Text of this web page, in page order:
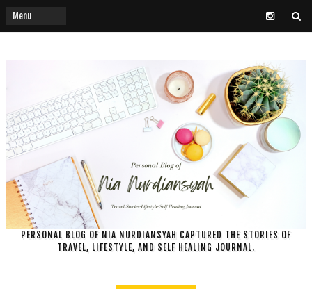
PERSONAL BLOG OF NIA NURDIANSYAH CAPTURED THE STORIES OF
TRAVEL, LIFESTYLE, AND SELF HEALING JOURNAL.